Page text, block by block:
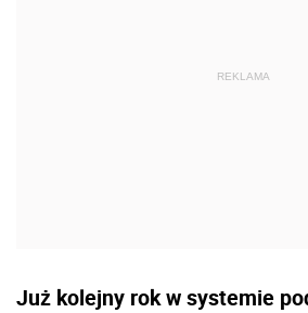
Już kolejny rok w systemie